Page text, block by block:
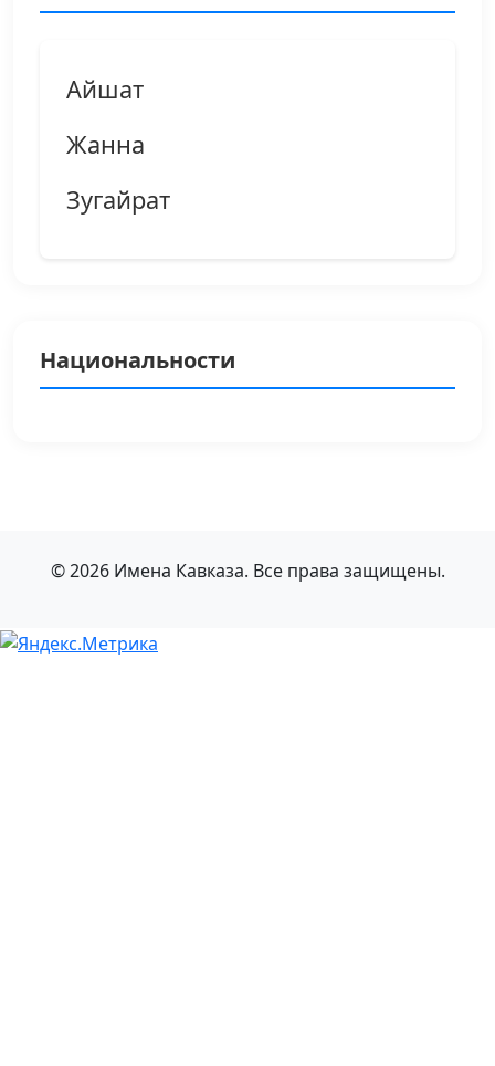
Айшат
Жанна
Зугайрат
Национальности
© 2026 Имена Кавказа. Все права защищены.